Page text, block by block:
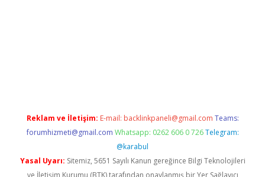
Reklam ve İletişim: E-mail: backlinkpaneli@gmail.com Teams:
forumhizmeti@gmail.com Whatsapp: 0262 606 0 726 Telegram:
@karabul
Yasal Uyarı: Sitemiz, 5651 Sayılı Kanun gereğince Bilgi Teknolojileri
ve İletişim Kurumu (BTK) tarafından onaylanmış bir Yer Sağlayıcı